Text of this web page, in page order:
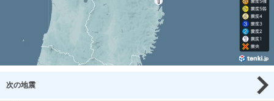
次の地震